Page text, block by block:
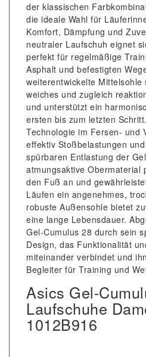
der klassischen
die ideale Wahl für
Komfort, Dämpfung und
neutraler Laufschuh eignet
perfekt für regelmäßige
Asphalt und befestigten
weiterentwickelte
weiches und zugleich
und unterstützt ein
ersten bis zum letzten
Technologie im Fersen- und
effektiv Stoßbelastungen
spürbaren Entlastung der
atmungsaktive Obermaterial
den Fuß an und
Läufen ein angenehmes,
robuste Außensohle bietet
eine lange Lebensdauer.
Gel-Cumulus 28 durch sein
Design, das Funktionalität
miteinander verbindet und
Begleiter für Training und
Asics Gel-
Laufschuhe
1012B916